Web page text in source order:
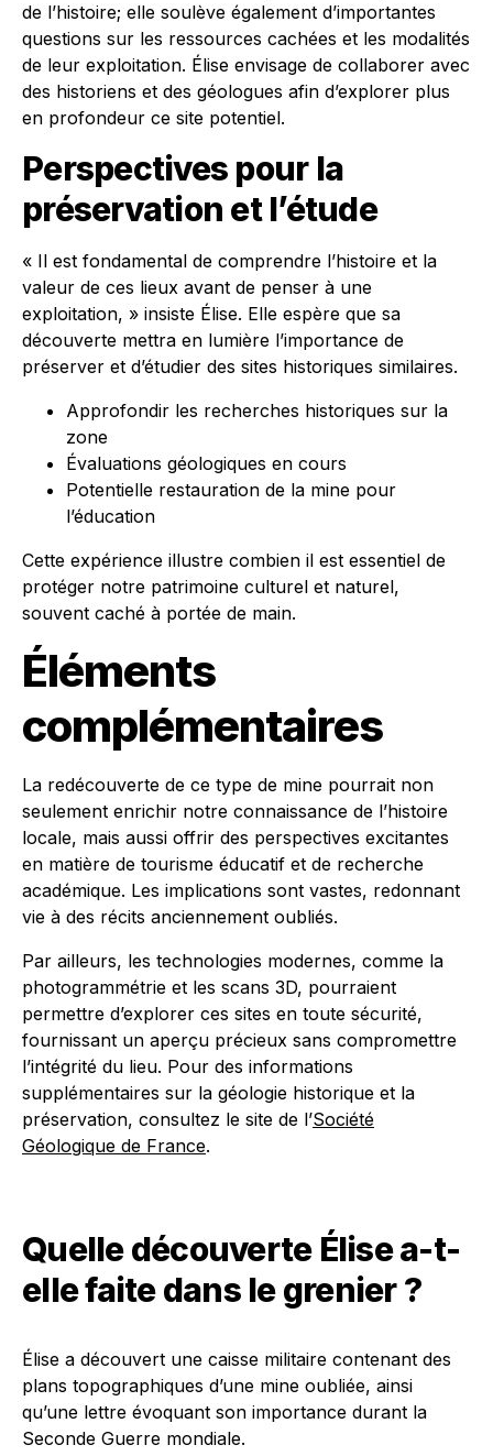
de l’histoire; elle soulève également d’importantes
questions sur les ressources cachées et les modalités
de leur exploitation. Élise envisage de collaborer avec
des historiens et des géologues afin d’explorer plus
en profondeur ce site potentiel.
Perspectives pour la
préservation et l’étude
« Il est fondamental de comprendre l’histoire et la
valeur de ces lieux avant de penser à une
exploitation, » insiste Élise. Elle espère que sa
découverte mettra en lumière l’importance de
préserver et d’étudier des sites historiques similaires.
Approfondir les recherches historiques sur la
zone
Évaluations géologiques en cours
Potentielle restauration de la mine pour
l’éducation
Cette expérience illustre combien il est essentiel de
protéger notre patrimoine culturel et naturel,
souvent caché à portée de main.
Éléments
complémentaires
La redécouverte de ce type de mine pourrait non
seulement enrichir notre connaissance de l’histoire
locale, mais aussi offrir des perspectives excitantes
en matière de tourisme éducatif et de recherche
académique. Les implications sont vastes, redonnant
vie à des récits anciennement oubliés.
Par ailleurs, les technologies modernes, comme la
photogrammétrie et les scans 3D, pourraient
permettre d’explorer ces sites en toute sécurité,
fournissant un aperçu précieux sans compromettre
l’intégrité du lieu. Pour des informations
supplémentaires sur la géologie historique et la
préservation, consultez le site de l’Société
Géologique de France.
Quelle découverte Élise a-t-
elle faite dans le grenier ?
Élise a découvert une caisse militaire contenant des
plans topographiques d’une mine oubliée, ainsi
qu’une lettre évoquant son importance durant la
Seconde Guerre mondiale.